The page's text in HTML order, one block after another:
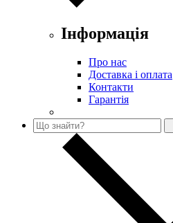
Інформація
Про нас
Доставка і оплата
Контакти
Гарантія